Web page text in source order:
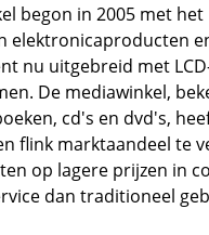
begon in 2005 met het
elektronicaproducten
nu uitgebreid met
De mediawinkel,
cd's en dvd's,
flink marktaandeel te
op lagere prijzen in
dan traditioneel